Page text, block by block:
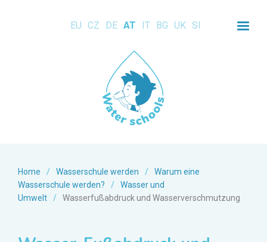
EU CZ DE AT IT BG UK SI
Home / Wasserschule werden /
Warum eine
Wasserschule werden?
/
Wasser und
Umwelt
/ Wasserfußabdruck und Wasserverschmutzung